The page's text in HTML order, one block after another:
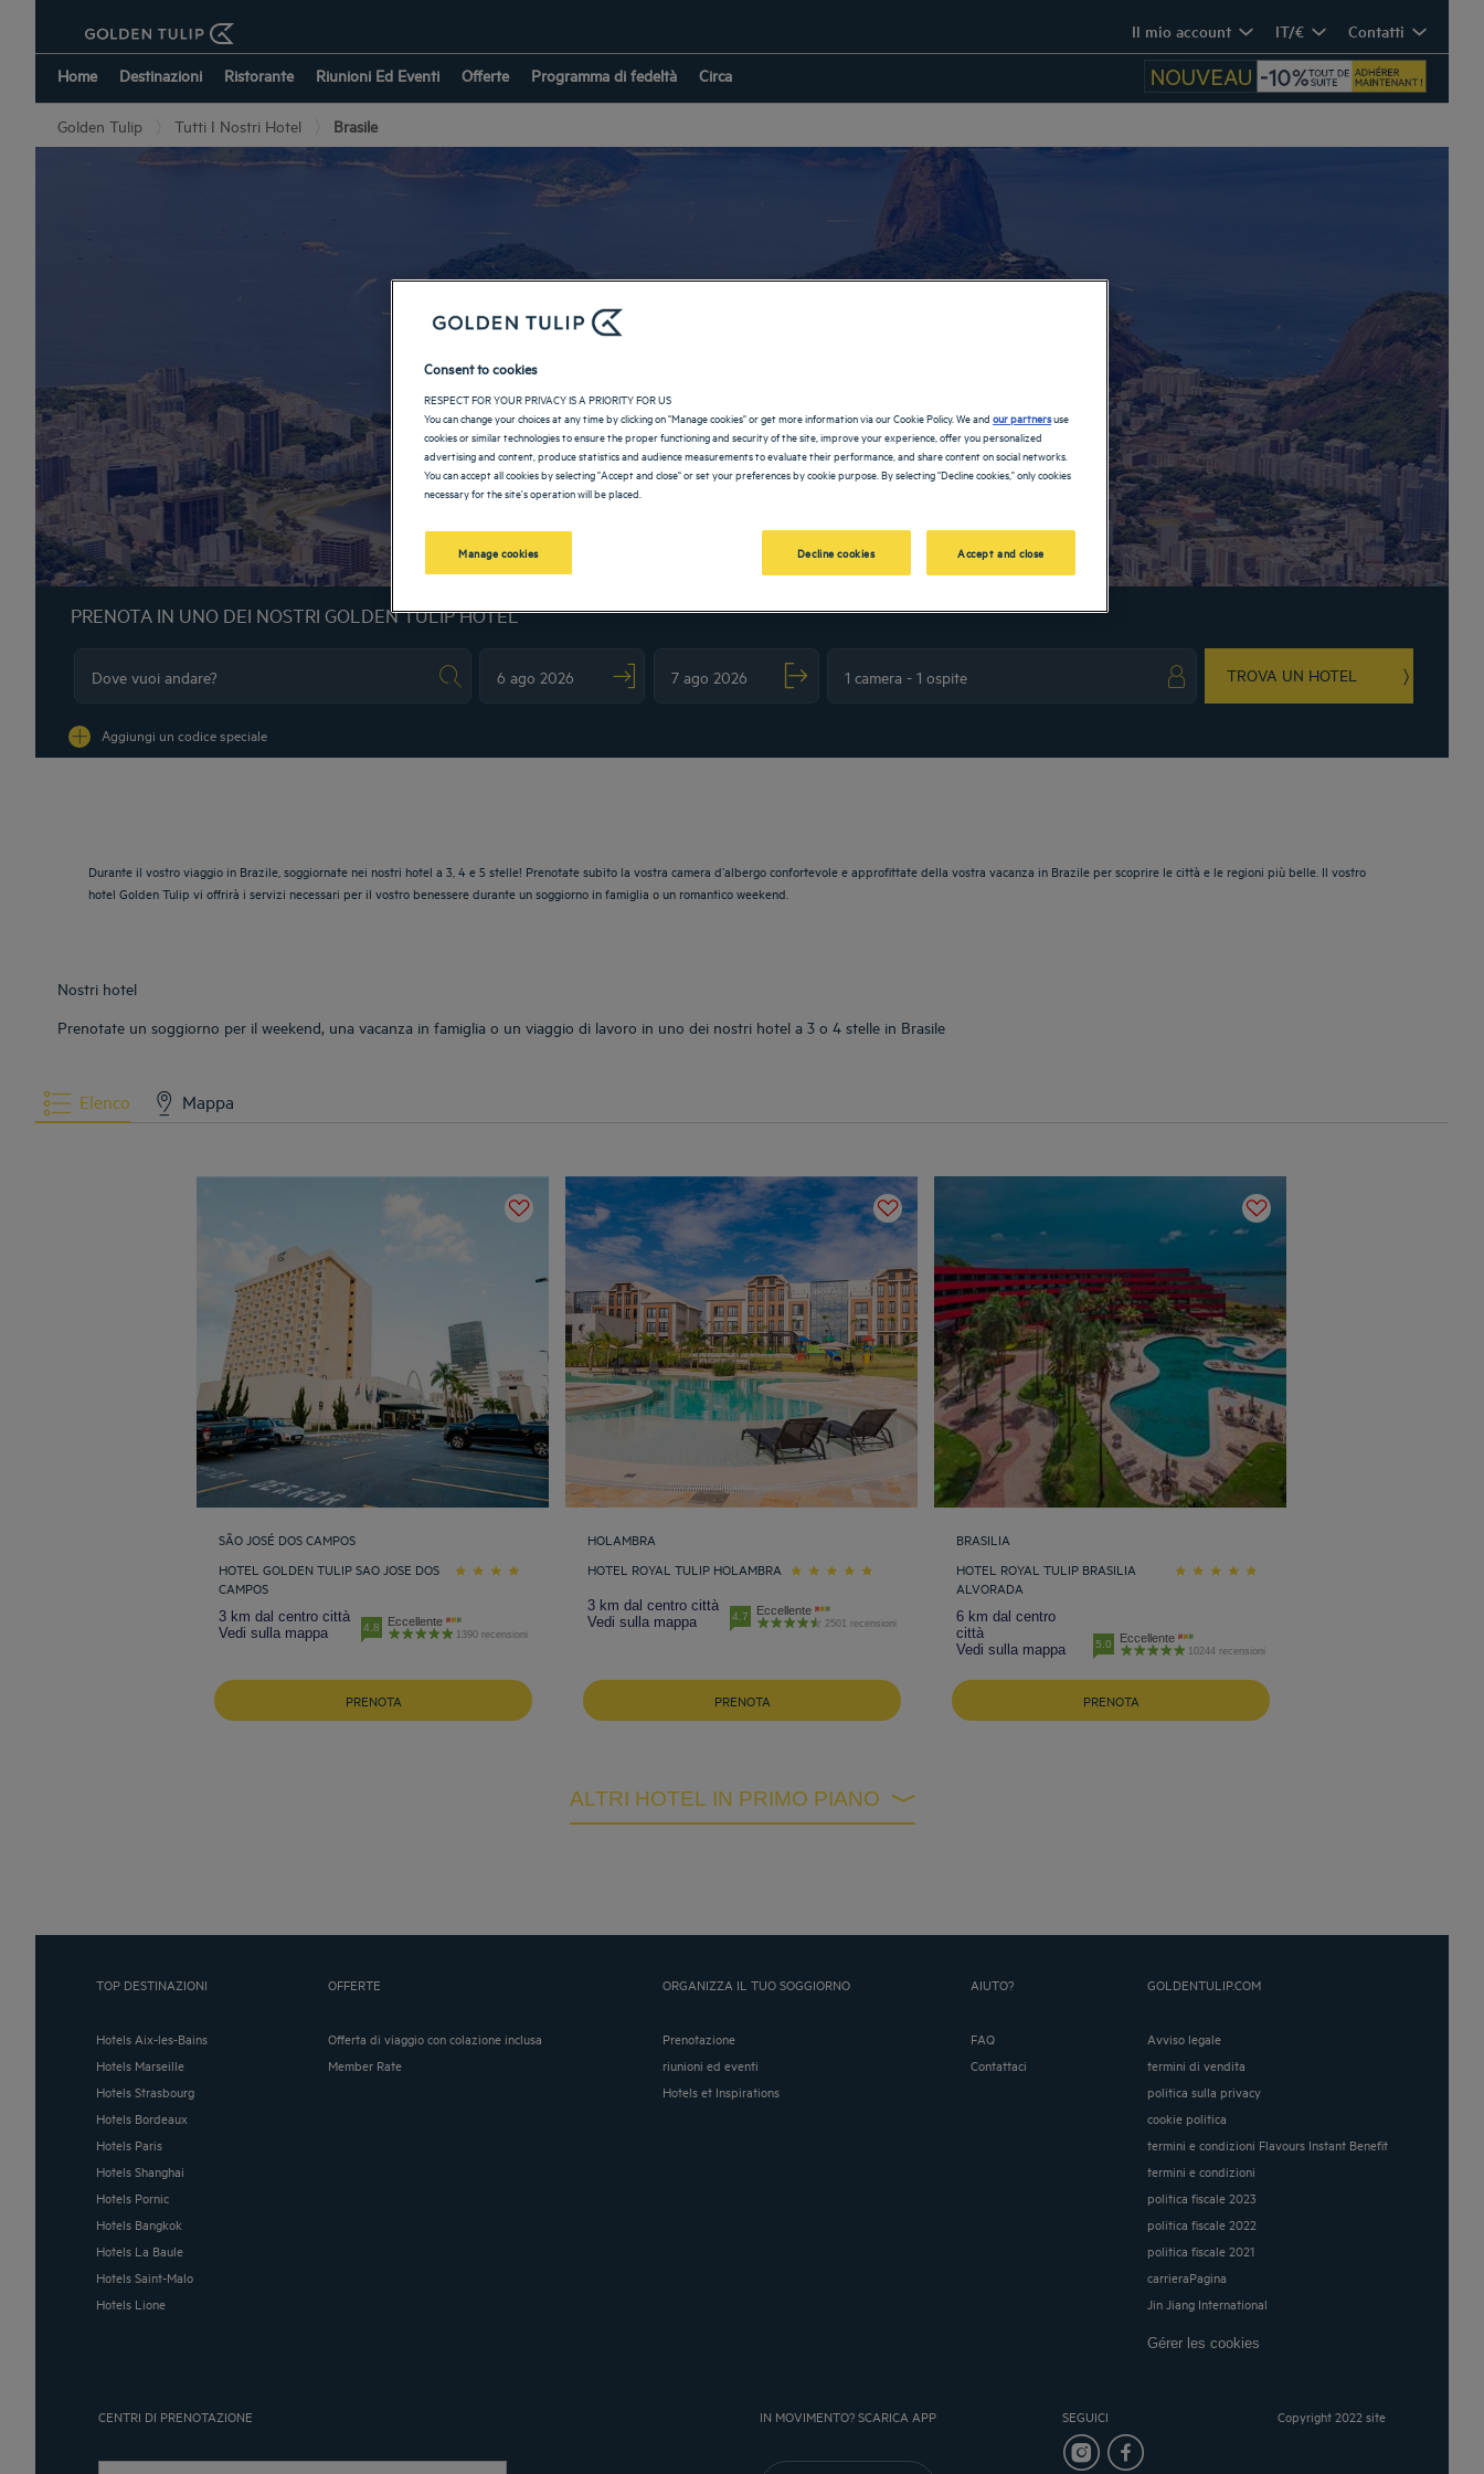
Il mio account IT/€ Contatti
Home Destinazioni Ristorante Riunioni Ed Eventi Offerte Programma di fedeltà Circa
Golden Tulip Tutti I Nostri Hotel Brasile
Hotel Brasile
RITORNO A DESTINAZIONE
PRENOTA IN UNO DEI NOSTRI GOLDEN TULIP HOTEL
TROVA UN HOTEL
Aggiungi un codice speciale
Durante il vostro viaggio in Brazile, soggiornate nei nostri hotel a 3, 4 e 5 stelle! Prenotate subito la vostra camera d’albergo confortevole e approfittate della vostra vacanza in Brazile per scoprire le città e le regioni più belle. Il vostro
hotel Golden Tulip vi offrirà i servizi necessari per il vostro benessere durante un soggiorno in famiglia o un romantico weekend.
Nostri hotel
Prenotate un soggiorno per il weekend, una vacanza in famiglia o un viaggio di lavoro in uno dei nostri hotel a 3 o 4 stelle in Brasile
Elenco Mappa
SÃO JOSÉ DOS CAMPOS
HOTEL GOLDEN TULIP SAO JOSE DOS
CAMPOS
3 km dal centro città
Vedi sulla mappa
4.8 Eccellente
1390 recensioni
PRENOTA
HOLAMBRA
HOTEL ROYAL TULIP HOLAMBRA
3 km dal centro città
Vedi sulla mappa
4.7 Eccellente
2501 recensioni
PRENOTA
BRASILIA
HOTEL ROYAL TULIP BRASILIA
ALVORADA
6 km dal centro
città
Vedi sulla mappa
5.0 Eccellente
10244 recensioni
PRENOTA
ALTRI HOTEL IN PRIMO PIANO
TOP DESTINAZIONI
Hotels Aix-les-Bains
Hotels Marseille
Hotels Strasbourg
Hotels Bordeaux
Hotels Paris
Hotels Shanghai
Hotels Pornic
Hotels Bangkok
Hotels La Baule
Hotels Saint-Malo
Hotels Lione
OFFERTE
Offerta di viaggio con colazione inclusa
Member Rate
ORGANIZZA IL TUO SOGGIORNO
Prenotazione
riunioni ed eventi
Hotels et Inspirations
AIUTO?
FAQ
Contattaci
GOLDENTULIP.COM
Avviso legale
termini di vendita
politica sulla privacy
cookie politica
termini e condizioni Flavours Instant Benefit
termini e condizioni
politica fiscale 2023
politica fiscale 2022
politica fiscale 2021
carrieraPagina
Jin Jiang International
Gérer les cookies
CENTRI DI PRENOTAZIONE IN MOVIMENTO? SCARICA APP SEGUICI Copyright 2022 site
Consent to cookies
RESPECT FOR YOUR PRIVACY IS A PRIORITY FOR US
You can change your choices at any time by clicking on "Manage cookies" or get more information via our Cookie Policy. We andour partnersuse
cookies or similar technologies to ensure the proper functioning and security of the site, improve your experience, offer you personalized
advertising and content, produce statistics and audience measurements to evaluate their performance, and share content on social networks.
You can accept all cookies by selecting "Accept and close" or set your preferences by cookie purpose. By selecting "Decline cookies," only cookies
necessary for the site's operation will be placed.
Manage cookies Decline cookies Accept and close